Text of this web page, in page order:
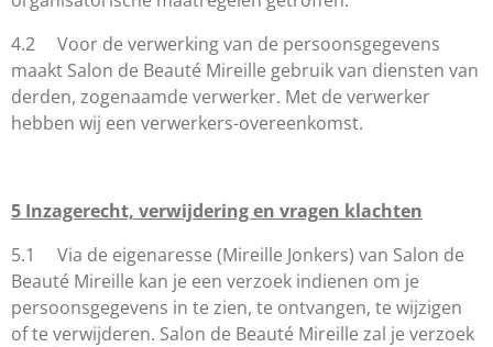
4.2 Voor de verwerking van de persoonsgegevens
maakt Salon de Beauté Mireille gebruik van diensten van
derden, zogenaamde verwerker. Met de verwerker
hebben wij een verwerkers-overeenkomst.
5 Inzagerecht, verwijdering en vragen klachten
5.1 Via de eigenaresse (Mireille Jonkers) van Salon de
Beauté Mireille kan je een verzoek indienen om je
persoonsgegevens in te zien, te ontvangen, te wijzigen
of te verwijderen. Salon de Beauté Mireille zal je verzoek